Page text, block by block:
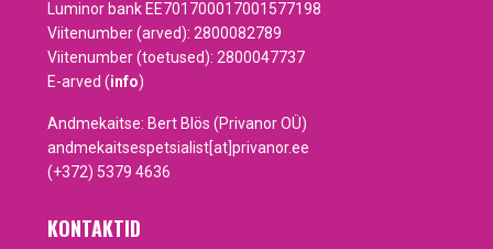
Luminor bank EE701700017001577198
Viitenumber (arved): 2800082789
Viitenumber (toetused): 2800047737
E-arved (info)
Andmekaitse: Bert Blös (Privanor OÜ)
andmekaitsespetsialist[at]privanor.ee
(+372) 5379 4636
KONTAKTID